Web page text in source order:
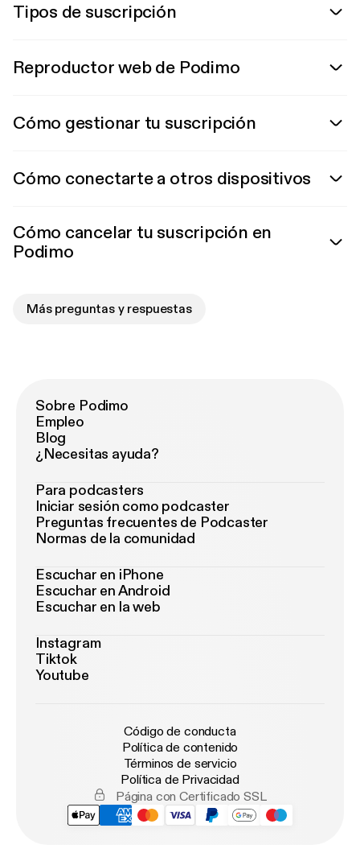
Tipos de suscripción
Reproductor web de Podimo
Cómo gestionar tu suscripción
Cómo conectarte a otros dispositivos
Cómo cancelar tu suscripción en
Podimo
Más preguntas y respuestas
Sobre Podimo
Empleo
Blog
¿Necesitas ayuda?
Para podcasters
Iniciar sesión como podcaster
Preguntas frecuentes de Podcaster
Normas de la comunidad
Escuchar en iPhone
Escuchar en Android
Escuchar en la web
Instagram
Tiktok
Youtube
Código de conducta
Política de contenido
Términos de servicio
Política de Privacidad
Página con Certificado SSL